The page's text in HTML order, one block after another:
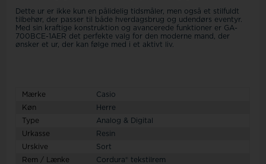
Dette ur er ikke kun en pålidelig tidsmåler, men også et stilfuldt
tilbehør, der passer til både hverdagsbrug og udendørs eventyr.
Med sin kraftige konstruktion og avancerede funktioner er GA-
700BCE-1AER det perfekte valg for den moderne mand, der
ønsker et ur, der kan følge med i et aktivt liv.
Mærke
Casio
Køn
Herre
Type
Analog & Digital
Urkasse
Resin
Urskive
Sort
Rem / Lænke
Cordura® tekstilrem